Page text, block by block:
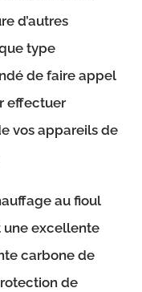
d’autres
type
de faire appel
effectuer
vos appareils de
au fioul
une excellente
carbone de
de